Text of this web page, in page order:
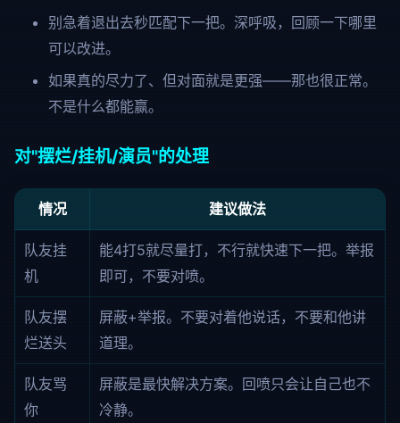
别急着退出去秒匹配下一把。深呼吸，回顾一下哪里
可以改进。
如果真的尽力了、但对面就是更强——那也很正常。
不是什么都能赢。
对"摆烂/挂机/演员"的处理
情况 建议做法
队友挂
机
能4打5就尽量打，不行就快速下一把。举报
即可，不要对喷。
队友摆
烂送头
屏蔽+举报。不要对着他说话，不要和他讲
道理。
队友骂
你
屏蔽是最快解决方案。回喷只会让自己也不
冷静。